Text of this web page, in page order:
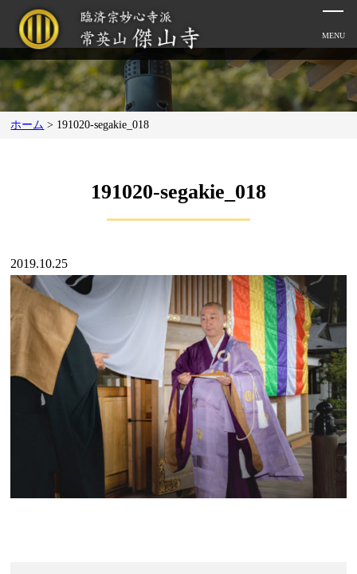
ホーム > 191020-segakie_018
191020-segakie_018
2019.10.25